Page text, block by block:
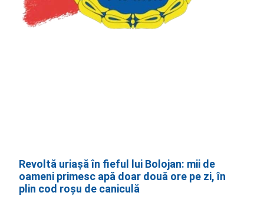
Revoltă uriașă în fieful lui Bolojan: mii de
oameni primesc apă doar două ore pe zi, în
plin cod roșu de caniculă